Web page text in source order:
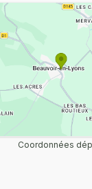
Coordonnées